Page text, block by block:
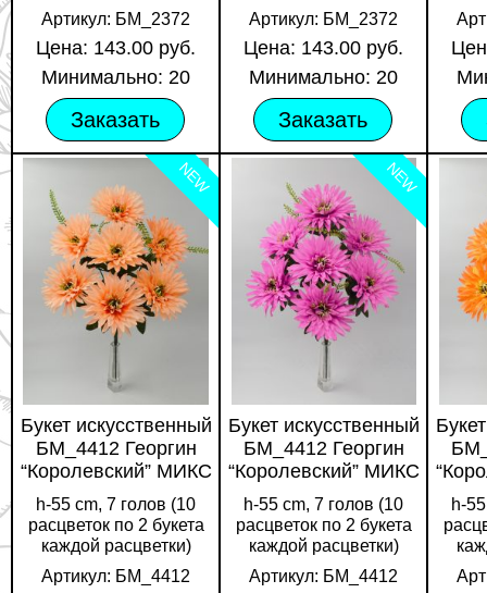
Артикул: БМ_2372
Цена: 143.00 руб.
Минимально: 20
Заказать
Артикул: БМ_2372
Цена: 143.00 руб.
Минимально: 20
Заказать
NEW
Букет искусственный
БМ_4412 Георгин
“Королевский” МИКС
h-55 cm, 7 голов (10
расцветок по 2 букета
каждой расцветки)
Артикул: БМ_4412
NEW
Букет искусственный
БМ_4412 Георгин
“Королевский” МИКС
h-55 cm, 7 голов (10
расцветок по 2 букета
каждой расцветки)
Артикул: БМ_4412
h-